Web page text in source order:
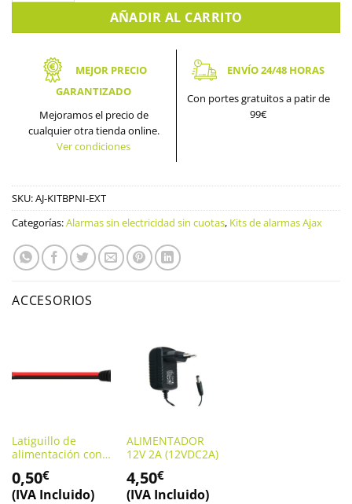
AÑADIR AL CARRITO
MEJOR PRECIO
GARANTIZADO
Mejoramos el precio de
cualquier otra tienda online.
Ver condiciones
ENVÍO 24/48 HORAS
Con portes gratuitos a patir de
99€
SKU:AJ-KITBPNI-EXT
Categorías:Alarmas sin electricidad sin cuotas, Kits de alarmas Ajax
ACCESORIOS
Latiguillo de
alimentación con
conector Hembra
30 cm
0,50€
(IVA Incluido)
ALIMENTADOR
12V 2A (12VDC2A)
4,50€
(IVA Incluido)